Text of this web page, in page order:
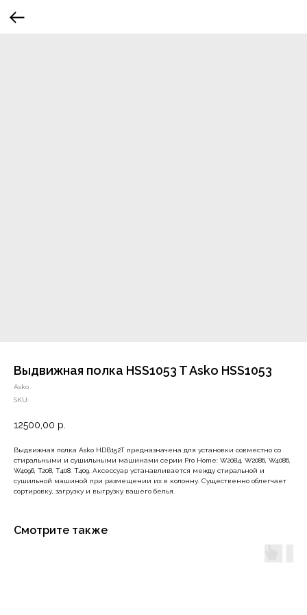
Выдвижная полка HSS1053 T Asko HSS1053
Asko
SKU:
12500,00 р.
Выдвижная полка Asko HDB152T предназначена для установки совместно со
стиральными и сушильными машинами серии Pro Home: W2084, W2086, W4086,
W4096, T208, T408, T409. Аксессуар устанавливается между стиральной и
сушильной машиной при размещении их в колонну. Существенно облегчает
сортировку, загрузку и выгрузку вашего белья.
Смотрите также